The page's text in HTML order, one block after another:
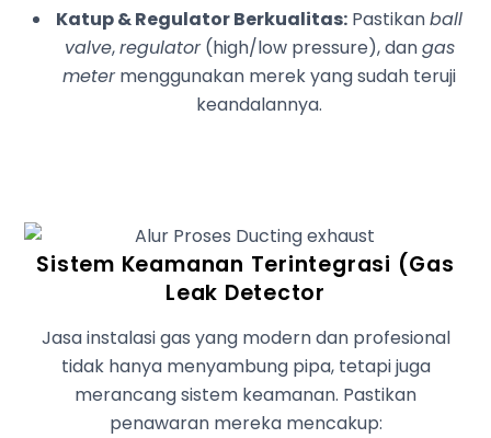
Katup & Regulator Berkualitas: Pastikanball
valve,regulator(high/low pressure), dangas
metermenggunakan merek yang sudah teruji
keandalannya.
Sistem Keamanan Terintegrasi (Gas
Leak Detector
Jasa instalasi gas yang modern dan profesional
tidak hanya menyambung pipa, tetapi juga
merancang sistem keamanan. Pastikan
penawaran mereka mencakup: